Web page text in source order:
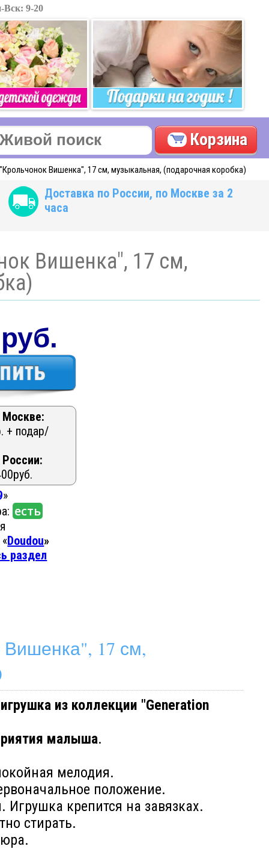
Вск: 9-20
Корзина
Вишенка", 17 см, музыкальная, (подарочная коробка)
Доставка по России, по Москве за 2
часа
Вишенка", 17 см,
Москве:
+ подар/
»
есть
Doudou»
раздел
17 см,
из коллекции "Generation
малыша.
мелодия.
положение.
Игрушка крепится на завязках.
стирать.